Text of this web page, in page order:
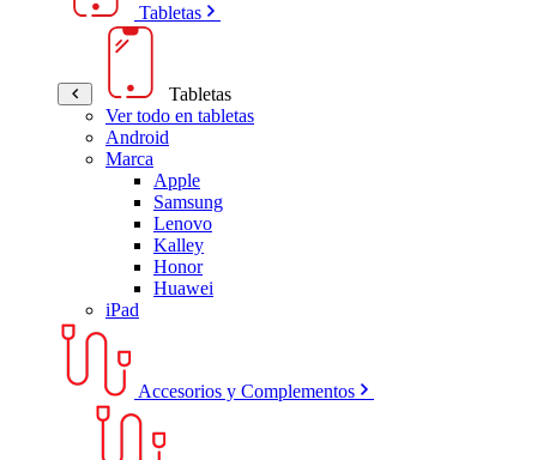
Tabletas
Tabletas
Ver todo en tabletas
Android
Marca
Apple
Samsung
Lenovo
Kalley
Honor
Huawei
iPad
Accesorios y Complementos